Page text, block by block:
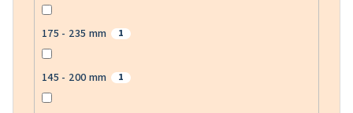
175 - 235 mm 1
145 - 200 mm 1